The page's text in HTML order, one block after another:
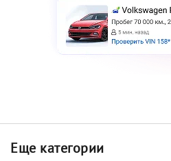
Еще категории